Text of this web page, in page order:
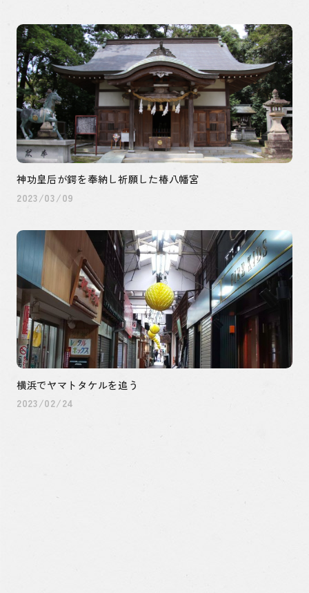
神功皇后が鍔を奉納し祈願した椿八幡宮
2023/03/09
横浜でヤマトタケルを追う
2023/02/24